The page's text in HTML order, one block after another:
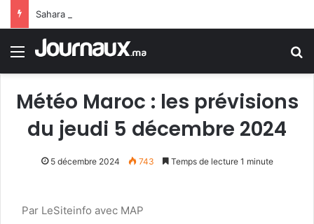
Menu
Météo Maroc : les prévisions
du jeudi 5 décembre 2024
5 décembre 2024 743 Temps de lecture 1 minute
Par LeSiteinfo avec MAP